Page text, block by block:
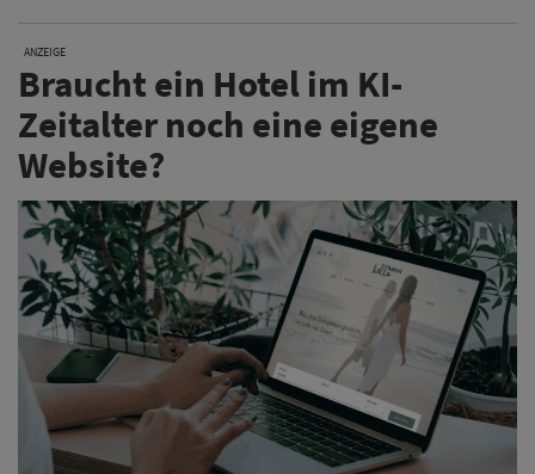
ANZEIGE
Braucht ein Hotel im KI-
Zeitalter noch eine eigene
Website?